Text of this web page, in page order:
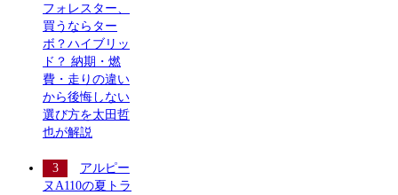
フォレスター、
買うならター
ボ？ハイブリッ
ド？ 納期・燃
費・走りの違い
から後悔しない
選び方を太田哲
也が解説
アルピー
ヌA110の夏トラ